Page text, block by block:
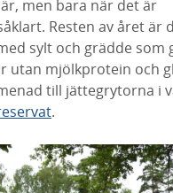
men bara när det är
Resten av året är
sylt och grädde som
utan mjölkprotein och
till jättegrytorna i
.